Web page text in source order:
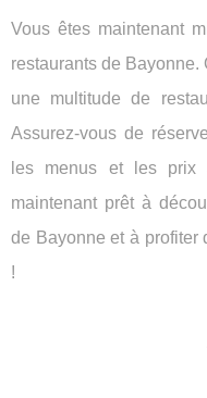
Vous êtes maintenant
restaurants de
une multitude de
Assurez-vous de
les menus et les prix
maintenant prêt à
de Bayonne et à profiter
!